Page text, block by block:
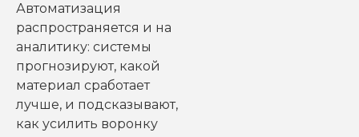
Автоматизация
распространяется и на
аналитику: системы
прогнозируют, какой
материал сработает
лучше, и подсказывают,
как усилить воронку